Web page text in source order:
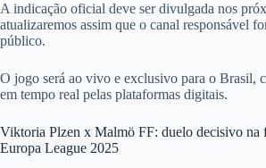
A indicação oficial deve ser divulgada nos
atualizaremos assim que o canal responsável
público.
O jogo será ao vivo e exclusivo para o Brasil,
em tempo real pelas plataformas digitais.
Viktoria Plzen x Malmö FF: duelo decisivo na
Europa League 2025